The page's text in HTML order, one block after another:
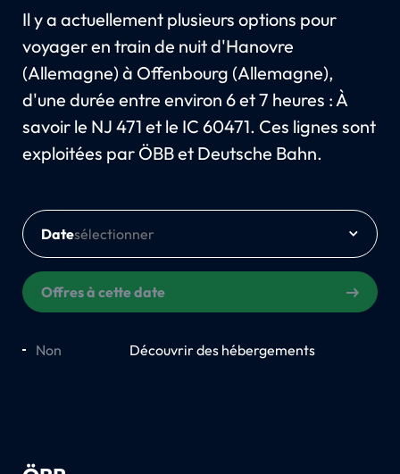
Il y a actuellement plusieurs options pour
voyager en train de nuit d'Hanovre
(Allemagne) à Offenbourg (Allemagne),
d'une durée entre environ 6 et 7 heures : À
savoir le NJ 471 et le IC 60471. Ces lignes sont
exploitées par ÖBB et Deutsche Bahn.
Date
Offres à cette date
Non Découvrir des hébergements